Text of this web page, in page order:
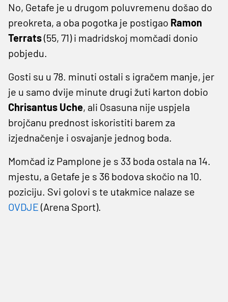
No, Getafe je u drugom poluvremenu došao do
preokreta, a oba pogotka je postigao Ramon
Terrats(55, 71) i madridskoj momčadi donio
pobjedu.
Gosti su u 78. minuti ostali s igračem manje, jer
je u samo dvije minute drugi žuti karton dobio
Chrisantus Uche, ali Osasuna nije uspjela
brojčanu prednost iskoristiti barem za
izjednačenje i osvajanje jednog boda.
Momčad iz Pamplone je s 33 boda ostala na 14.
mjestu, a Getafe je s 36 bodova skočio na 10.
poziciju. Svi golovi s te utakmice nalaze se
OVDJE (Arena Sport).